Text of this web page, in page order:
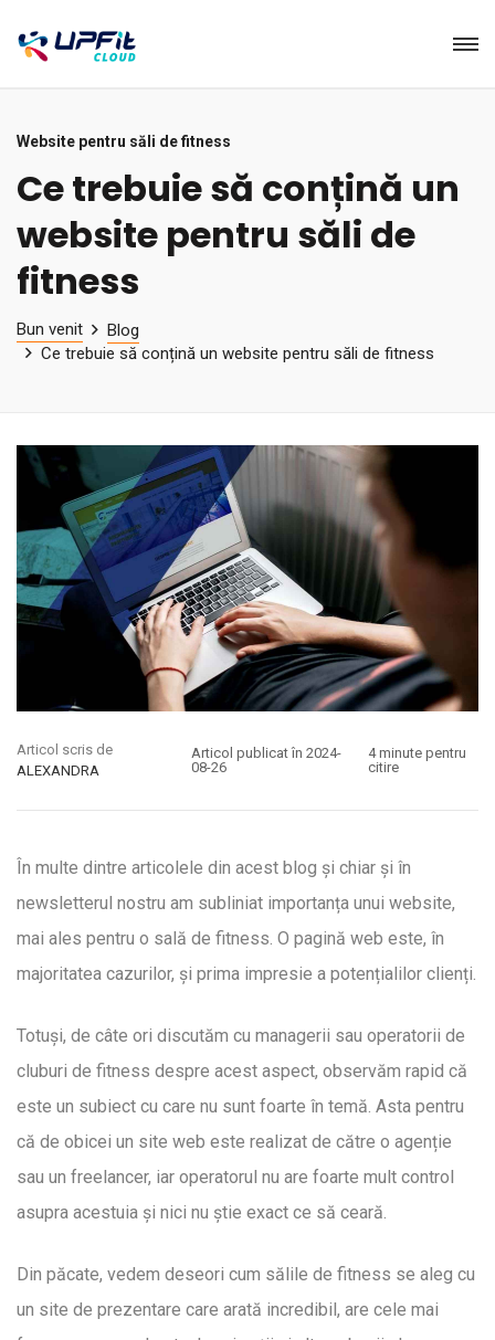
Website pentru săli de fitness
Ce trebuie să conțină un
website pentru săli de
fitness
Bun venit
Blog
Ce trebuie să conțină un website pentru săli de fitness
Articol scris de
ALEXANDRA
Articol publicat în 2024-
08-26
4 minute pentru
citire
În multe dintre articolele din acest blog și chiar și în
newsletterul nostru am subliniat importanța unui website,
mai ales pentru o sală de fitness. O pagină web este, în
majoritatea cazurilor, și prima impresie a potențialilor clienți.
Totuși, de câte ori discutăm cu managerii sau operatorii de
cluburi de fitness despre acest aspect, observăm rapid că
este un subiect cu care nu sunt foarte în temă. Asta pentru
că de obicei un site web este realizat de către o agenție
sau un freelancer, iar operatorul nu are foarte mult control
asupra acestuia și nici nu știe exact ce să ceară.
Din păcate, vedem deseori cum sălile de fitness se aleg cu
un site de prezentare care arată incredibil, are cele mai